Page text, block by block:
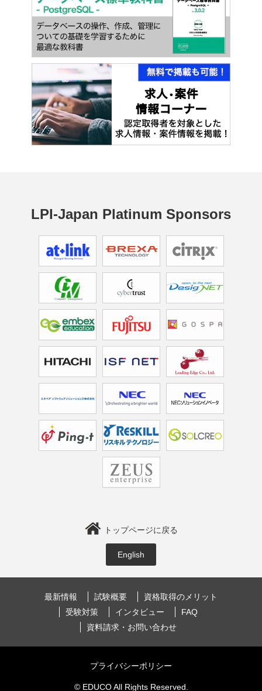
LPI-Japan Platinum Sponsors
トップページに戻る
English
最新情報 試験概要
資格取得のメリット
受験対策
インタビュー
FAQ
資料請求・お問い合わせ
プライバシーポリシー
© EDUCO All Rights Reserved.